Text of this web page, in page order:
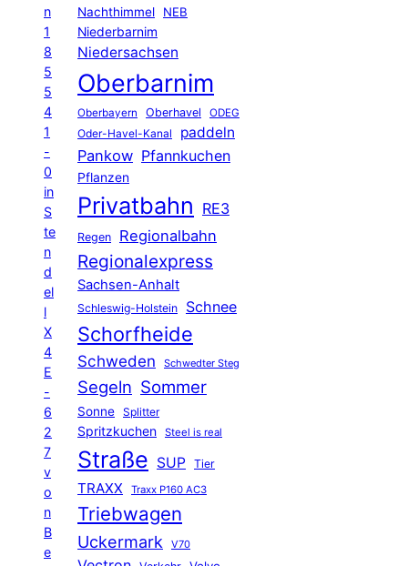
n
1
8
5
5
4
1
-
0
in
S
te
n
d
el
l
X
4
E
-
6
2
7
v
o
n
B
e
Nachthimmel
NEB
Niederbarnim
Niedersachsen
Oberbarnim
Oberbayern Oberhavel ODEG
Oder-Havel-Kanal paddeln
Pankow Pfannkuchen
Pflanzen
Privatbahn RE3
Regen Regionalbahn
Regionalexpress
Sachsen-Anhalt
Schleswig-Holstein Schnee
Schorfheide
Schweden Schwedter Steg
Segeln Sommer
Sonne Splitter
Spritzkuchen Steel is real
Straße SUP Tier
TRAXX Traxx P160 AC3
Triebwagen
Uckermark V70